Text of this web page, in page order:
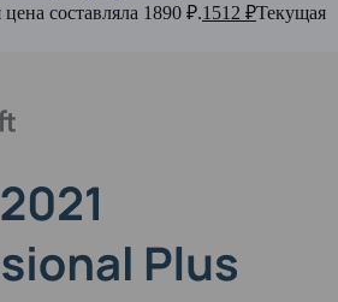
составляла 1890 ₽.1512 ₽Текущая